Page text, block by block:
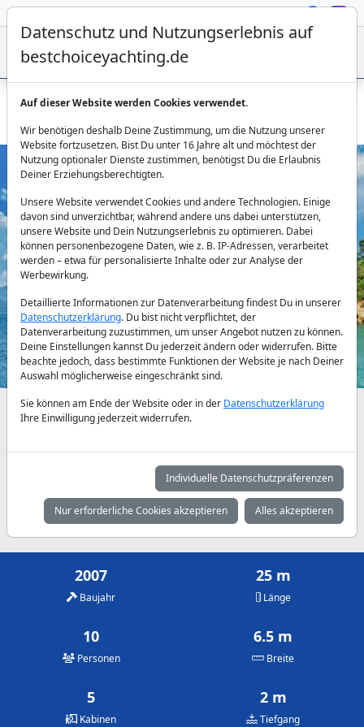
Gulet Su Sesi in Fethiye für Charter bis 10 Gäste
Previous Next
Verfügbarkeiten und Tagespreise nach Absprache
Mai Juni
2.060 €
Juli
2.500 €
August
2.500 €
September
2.145 €
Oktober
1.785 €
2007
Baujahr
25 m
Länge
10
Personen
6.5 m
Breite
5
Kabinen
2 m
Tiefgang
Datenschutz und Nutzungserlebnis auf
bestchoiceyachting.de
Auf dieser Website werden Cookies verwendet.
Wir benötigen deshalb Deine Zustimmung, um die Nutzung unserer
Website fortzusetzen. Bist Du unter 16 Jahre alt und möchtest der
Nutzung optionaler Dienste zustimmen, benötigst Du die Erlaubnis
Deiner Erziehungsberechtigten.
Unsere Website verwendet Cookies und andere Technologien. Einige
davon sind unverzichtbar, während andere uns dabei unterstützen,
unsere Website und Dein Nutzungserlebnis zu optimieren. Dabei
können personenbezogene Daten, wie z. B. IP-Adressen, verarbeitet
werden – etwa für personalisierte Inhalte oder zur Analyse der
Werbewirkung.
Detaillierte Informationen zur Datenverarbeitung findest Du in unserer
Datenschutzerklärung. Du bist nicht verpflichtet, der
Datenverarbeitung zuzustimmen, um unser Angebot nutzen zu können.
Deine Einstellungen kannst Du jederzeit ändern oder widerrufen. Bitte
beachte jedoch, dass bestimmte Funktionen der Website je nach Deiner
Auswahl möglicherweise eingeschränkt sind.
Sie können am Ende der Website oder in der Datenschutzerklärung
Ihre Einwilligung jederzeit widerrufen.
Individuelle Datenschutzpräferenzen
Nur erforderliche Cookies akzeptieren Alles akzeptieren